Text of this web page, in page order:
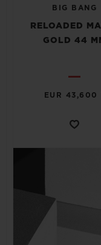
BIG BANG
RELOADED
GOLD 44
EUR 43,600